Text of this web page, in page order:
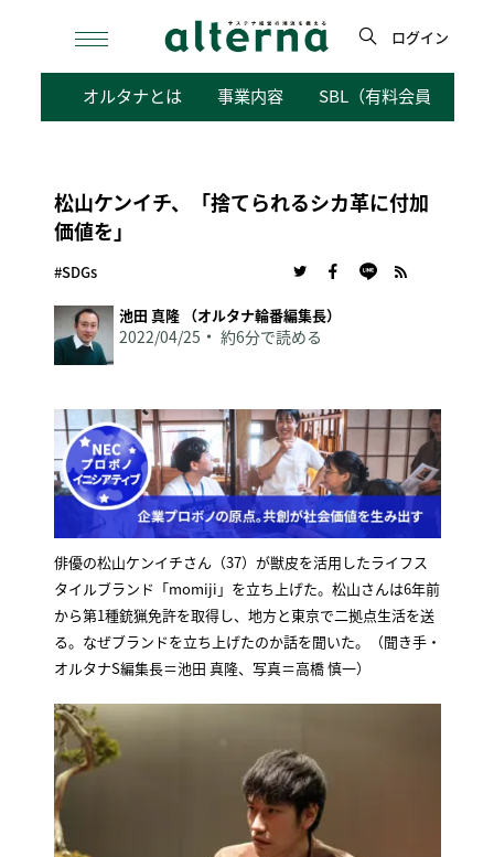
検
ログイン
オルタナとは 事業内容 SBL（有料会員向けサ
松山ケンイチ、「捨てられるシカ革に付加
価値を」
#SDGs
池田 真隆 （オルタナ輪番編集長）
2022/04/25 約6分で読める
俳優の松山ケンイチさん（37）が獣皮を活用したライフス
タイルブランド「momiji」を立ち上げた。松山さんは6年前
から第1種銃猟免許を取得し、地方と東京で二拠点生活を送
る。なぜブランドを立ち上げたのか話を聞いた。（聞き手・
オルタナS編集長＝池田 真隆、写真＝高橋 慎一）